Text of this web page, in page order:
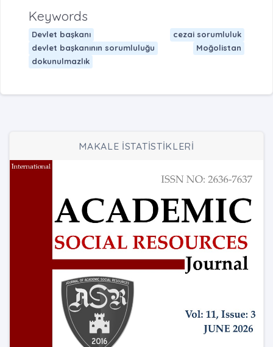
Keywords
Devlet başkanı
cezai sorumluluk
devlet başkanının sorumluluğu
Moğolistan
dokunulmazlık
MAKALE İSTATİSTİKLERİ